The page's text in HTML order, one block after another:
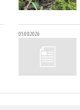
05.08.2026